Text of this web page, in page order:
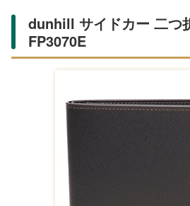
dunhill サイドカー 二つ
FP3070E